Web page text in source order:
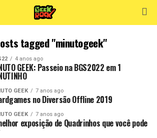
tagged "minutogeek"
4 anos ago
GEEK: Passeio na BGS2022 em 1
GEEK 7 anos ago
no Diversão Offline 2019
GEEK 7 anos ago
exposição de Quadrinhos que você pode